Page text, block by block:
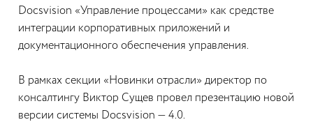
Docsvision «Управление процессами» как средстве
интеграции корпоративных приложений и
документационного обеспечения управления.
В рамках секции «Новинки отрасли» директор по
консалтингу Виктор Сущев провел презентацию новой
версии системы Docsvision — 4.0.